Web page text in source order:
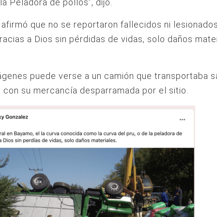
Peladora de pollos”, dijo.
que no se reportaron fallecidos ni
a Dios sin pérdidas de vidas, solo daños
puede verse a un camión que transportaba
su mercancía desparramada por el sitio.